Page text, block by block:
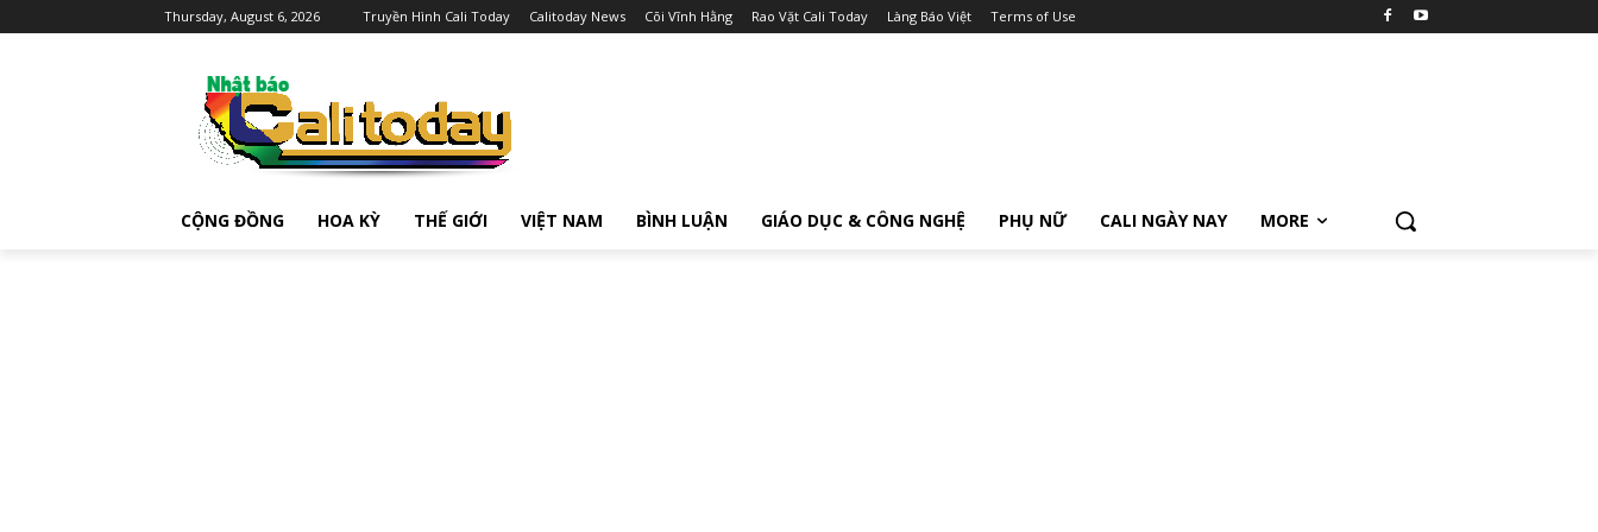
Thursday, August 6, 2026 Truyền Hình Cali Today Calitoday News Cõi Vĩnh Hằng Rao Vặt Cali Today Làng Báo Việt Terms of Use
CỘNG ĐỒNG HOA KỲ THẾ GIỚI VIỆT NAM BÌNH LUẬN GIÁO DỤC & CÔNG NGHỆ PHỤ NỮ CALI NGÀY NAY MORE